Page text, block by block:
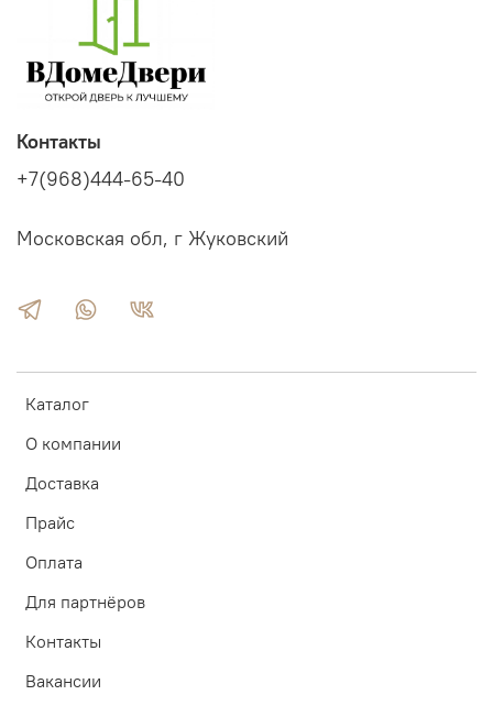
Каталог
О компании
Доставка
Прайс
Оплата
Для партнёров
Контакты
Вакансии
Контакты
+7(968)444-65-40
Московская обл, г Жуковский